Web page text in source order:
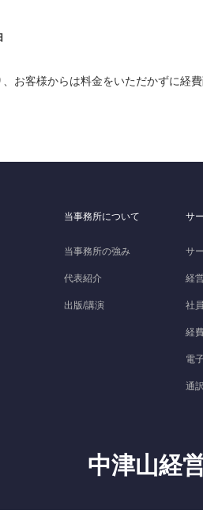
お客様からは料金をいただかずに経
当事務所について
当事務所の強み
代表紹介
出版/講演
サ
サ
経
社
経
電
通
中津山経